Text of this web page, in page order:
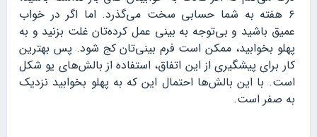
۶ هفته به شما حسابی سخت می‌گذرد. اما اگر در خواب
عمیق باشید و بی‌توجه به بینی عمل کرده‌تان غلت بزنید و به
پهلو بخوابید، ممکن است فرم بینی‌تان کج شود. پس بهترین
کار برای پیشگیری از این اتفاق، استفاده از بالش‌های یو شکل
است. با این بالش‌ها احتمال این که به پهلو بخوابید نزدیک
به صفر است.